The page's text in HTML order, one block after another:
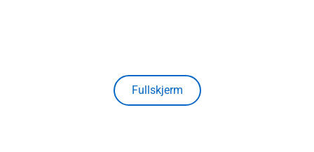
Fullskjerm